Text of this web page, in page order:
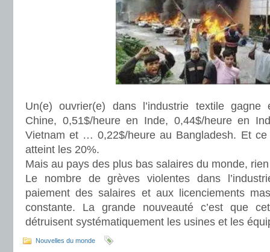
Un(e) ouvrier(e) dans l’industrie textile gagne
Chine, 0,51$/heure en Inde, 0,44$/heure en
Vietnam et … 0,22$/heure au Bangladesh. Et
atteint les 20%.
Mais au pays des plus bas salaires du monde,
Le nombre de grèves violentes dans
paiement des salaires et aux licenciements
constante. La grande nouveauté c’est que
détruisent systématiquement les usines et les
Nouvelles du monde